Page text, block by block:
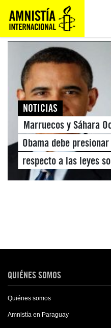
NOTICIAS
Marruecos y Sáhara
Obama debe
respecto a las leyes
QUIÉNES SOMOS
Quiénes somos
Amnistía en Paraguay